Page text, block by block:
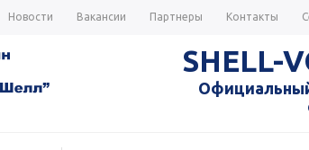
Новости Вакансии Партнеры Контакты
SHELL-